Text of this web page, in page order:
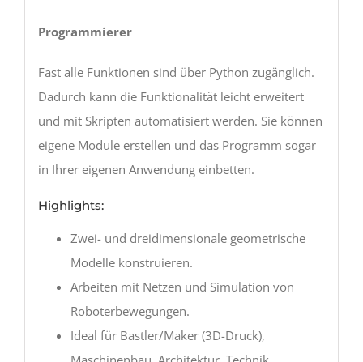
Programmierer
Fast alle Funktionen sind über Python zugänglich.
Dadurch kann die Funktionalität leicht erweitert
und mit Skripten automatisiert werden. Sie können
eigene Module erstellen und das Programm sogar
in Ihrer eigenen Anwendung einbetten.
Highlights:
Zwei- und dreidimensionale geometrische
Modelle konstruieren.
Arbeiten mit Netzen und Simulation von
Roboterbewegungen.
Ideal für Bastler/Maker (3D-Druck),